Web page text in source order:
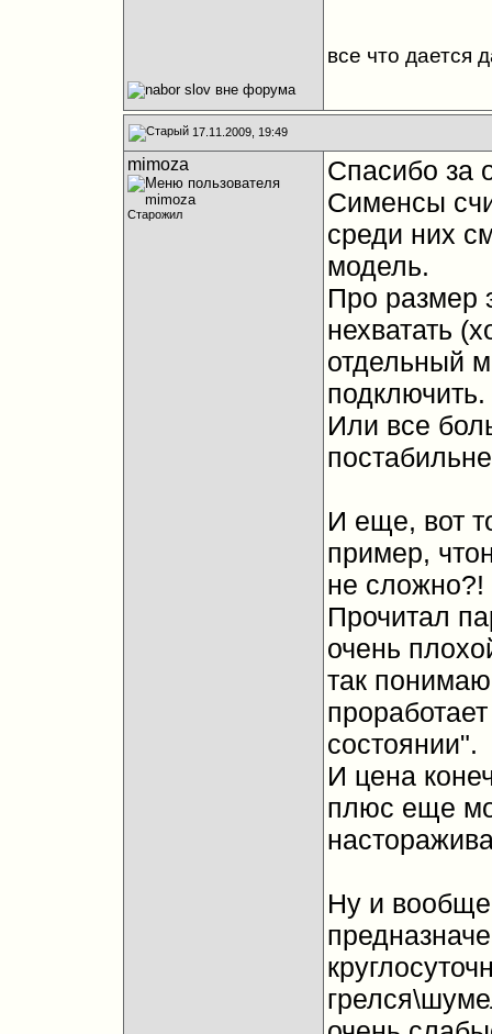
все что дается
17.11.2009, 19:49
mimoza
Старожил
Спасибо за
Сименсы
среди них
модель.
Про размер
нехватать
отдельный
Или все
И еще, вот
пример,
не сложно?!
Прочитал
очень
так понимаю
состоянии".
И цена
плюс еще
Ну и вообще